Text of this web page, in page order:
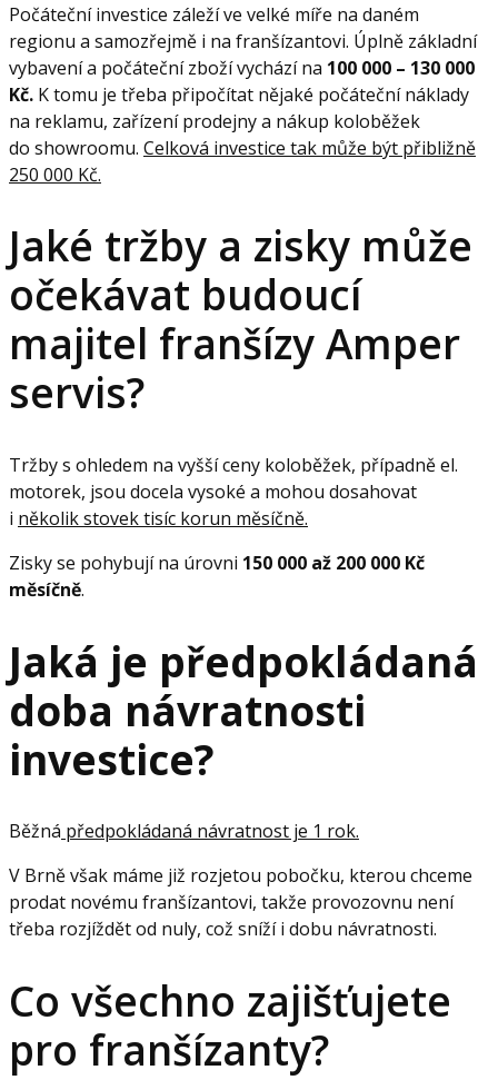
Počáteční investice záleží ve velké míře na daném
regionu a samozřejmě i na franšízantovi. Úplně základní
vybavení a počáteční zboží vychází na 100 000 – 130 000
Kč. K tomu je třeba připočítat nějaké počáteční náklady
na reklamu, zařízení prodejny a nákup koloběžek
do showroomu. Celková investice tak může být přibližně
250 000 Kč.
Jaké tržby a zisky může
očekávat budoucí
majitel franšízy Amper
servis?
Tržby s ohledem na vyšší ceny koloběžek, případně el.
motorek, jsou docela vysoké a mohou dosahovat
i několik stovek tisíc korun měsíčně.
Zisky se pohybují na úrovni 150 000 až 200 000 Kč
měsíčně.
Jaká je předpokládaná
doba návratnosti
investice?
Běžná předpokládaná návratnost je 1 rok.
V Brně však máme již rozjetou pobočku, kterou chceme
prodat novému franšízantovi, takže provozovnu není
třeba rozjíždět od nuly, což sníží i dobu návratnosti.
Co všechno zajišťujete
pro franšízanty?